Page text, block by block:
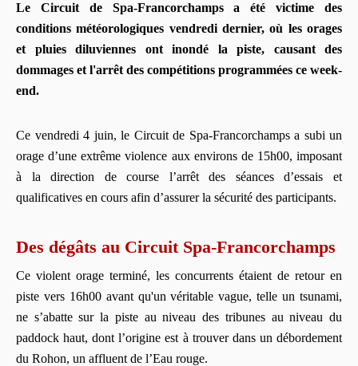
Le Circuit de Spa-Francorchamps a été victime des
conditions météorologiques vendredi dernier, où les orages
et pluies diluviennes ont inondé la piste, causant des
dommages et l'arrêt des compétitions programmées ce week-
end.
Ce vendredi 4 juin, le Circuit de Spa-Francorchamps a subi un
orage d’une extrême violence aux environs de 15h00, imposant
à la direction de course l’arrêt des séances d’essais et
qualificatives en cours afin d’assurer la sécurité des participants.
Des dégâts au Circuit Spa-Francorchamps
Ce violent orage terminé, les concurrents étaient de retour en
piste vers 16h00 avant qu'un véritable vague, telle un tsunami,
ne s’abatte sur la piste au niveau des tribunes au niveau du
paddock haut, dont l’origine est à trouver dans un débordement
du Rohon, un affluent de l’Eau rouge.